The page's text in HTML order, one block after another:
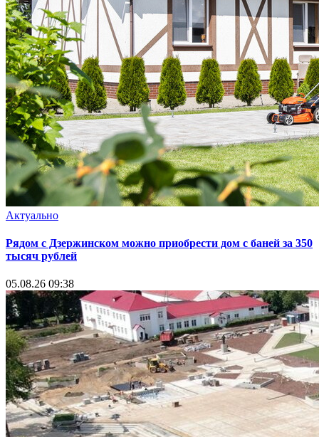
Актуально
Рядом с Дзержинском можно приобрести дом с баней за 350
тысяч рублей
05.08.26 09:38